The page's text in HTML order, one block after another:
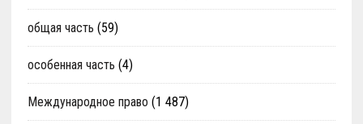
общая часть (59)
особенная часть (4)
Международное право (1 487)